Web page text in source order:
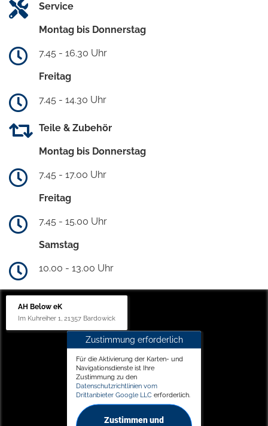
Service
Montag bis Donnerstag
7.45 - 16.30 Uhr
Freitag
7.45 - 14.30 Uhr
Teile & Zubehör
Montag bis Donnerstag
7.45 - 17.00 Uhr
Freitag
7.45 - 15.00 Uhr
Samstag
10.00 - 13.00 Uhr
AH Below eK
Im Kuhreiher 1, 21357 Bardowick
Zustimmung erforderlich
Für die Aktivierung der Karten- und
Navigationsdienste ist Ihre
Zustimmung zu den
Datenschutzrichtlinien vom
Drittanbieter Google LLC erforderlich.
Zustimmen und